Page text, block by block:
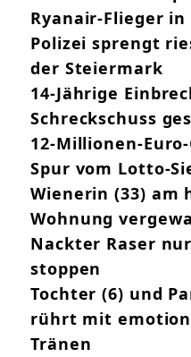
Ryanair-Flieger in
Polizei sprengt
der Steiermark
14-Jährige
Schreckschuss
12-Millionen-
Spur vom Lotto-
Wienerin (33) am
Wohnung
Nackter Raser
stoppen
Tochter (6) und
rührt mit
Tränen